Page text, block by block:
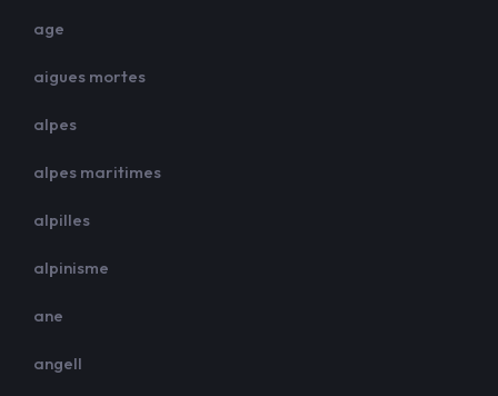
age
aigues mortes
alpes
alpes maritimes
alpilles
alpinisme
ane
angell